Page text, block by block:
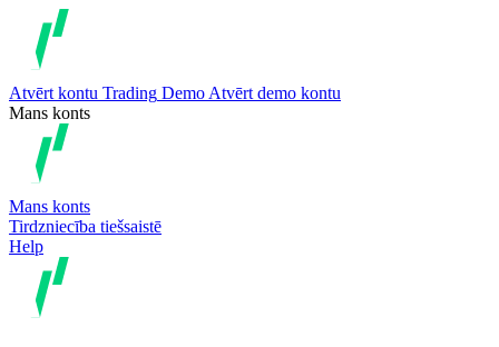
Atvērt kontu Trading Demo Atvērt demo kontu
Mans konts
Mans konts
Tirdzniecība tiešsaistē
Help